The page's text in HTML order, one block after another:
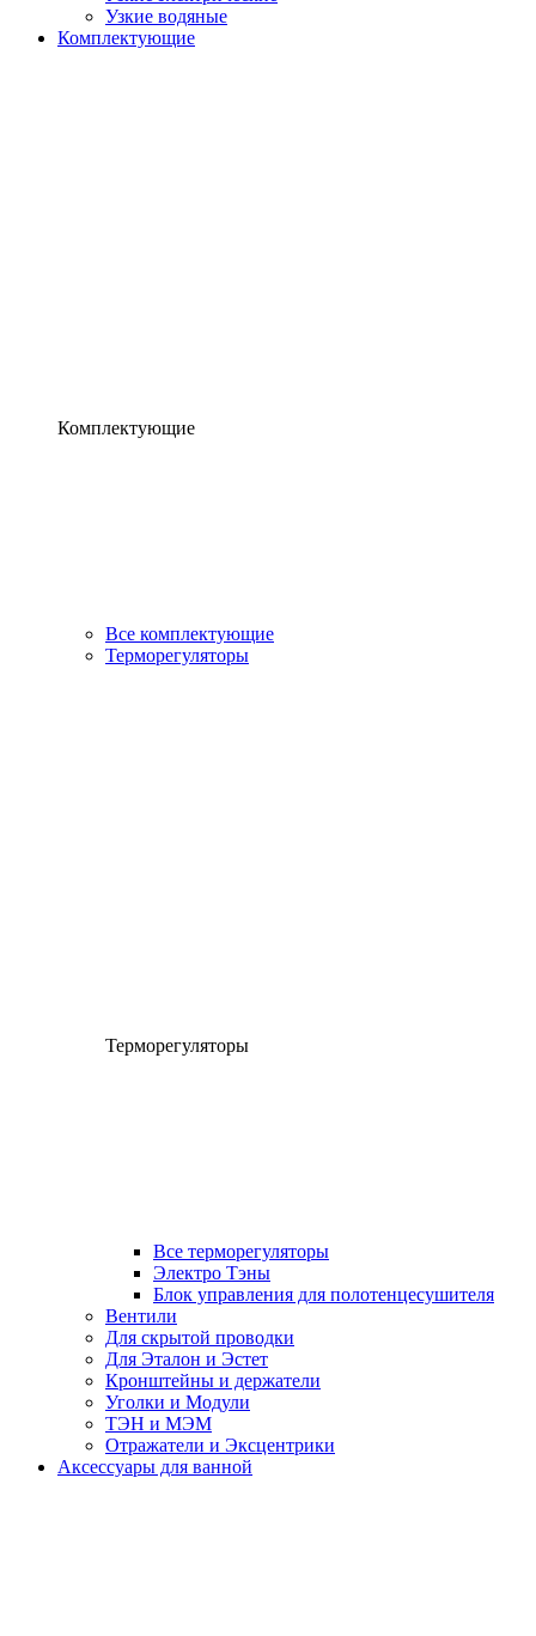
Узкие водяные
Комплектующие
Комплектующие
Все комплектующие
Терморегуляторы
Терморегуляторы
Все терморегуляторы
Электро Тэны
Блок управления для полотенцесушителя
Вентили
Для скрытой проводки
Для Эталон и Эстет
Кронштейны и держатели
Уголки и Модули
ТЭН и МЭМ
Отражатели и Эксцентрики
Аксессуары для ванной